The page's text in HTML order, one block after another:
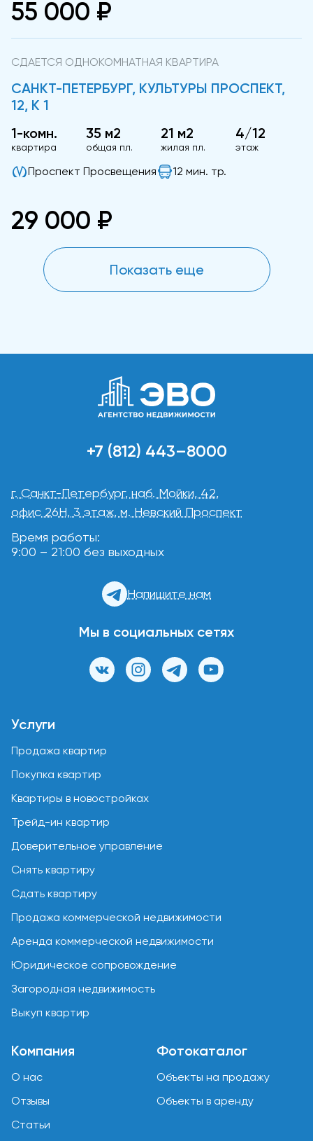
55 000 ₽
СДАЕТСЯ ОДНОКОМНАТНАЯ КВАРТИРА
САНКТ-ПЕТЕРБУРГ, КУЛЬТУРЫ ПРОСПЕКТ,
12, К 1
1-комн.
квартира
35 м2
общая пл.
21 м2
жилая пл.
4/12
этаж
Проспект Просвещения 12 мин. тр.
29 000 ₽
Показать еще
+7 (812) 443–8000
г. Санкт-Петербург, наб. Мойки, 42,
офис 26Н, 3 этаж, м. Невский Проспект
Время работы:
9:00 – 21:00 без выходных
Напишите нам
Мы в социальных сетях
Услуги
Продажа квартир
Покупка квартир
Квартиры в новостройках
Трейд-ин квартир
Доверительное управление
Снять квартиру
Сдать квартиру
Продажа коммерческой недвижимости
Аренда коммерческой недвижимости
Юридическое сопровождение
Загородная недвижимость
Выкуп квартир
Компания
О нас
Отзывы
Статьи
Фотокаталог
Объекты на продажу
Объекты в аренду